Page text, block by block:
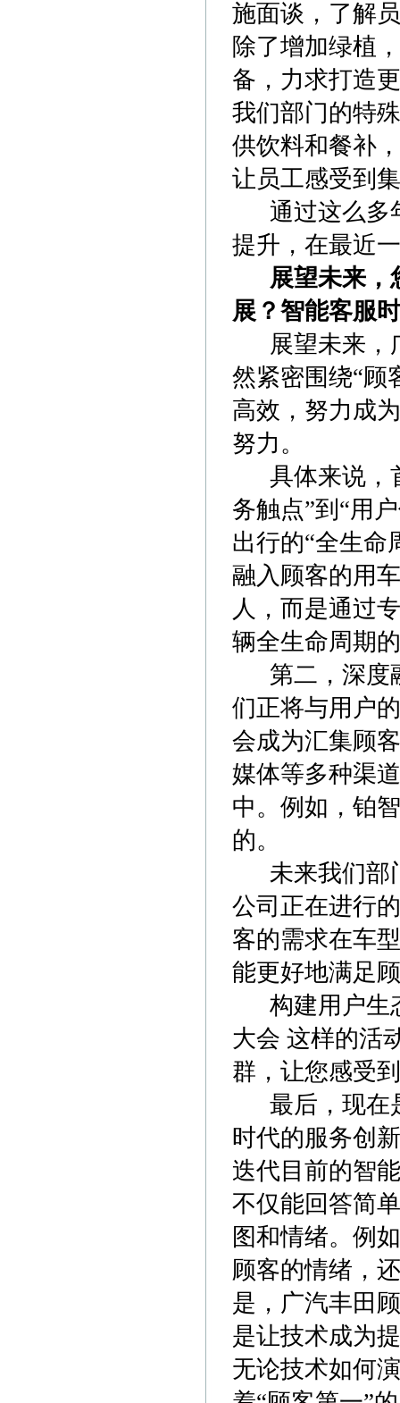
施面谈，了解
除了增加绿植
备，力求打造
我们部门的特
供饮料和餐补
让员工感受到
通过这么多
提升，在最近
展望未来，
展？智能客服
展望未来，
然紧密围绕“顾
高效，努力成
努力。
具体来说，
务触点”到“用
出行的“全生命
融入顾客的用
人，而是通过
辆全生命周期
第二，深度
们正将与用户
会成为汇集顾
媒体等多种渠
中。例如，铂
的。
未来我们部
公司正在进行
客的需求在车
能更好地满足
构建用户生
大会 这样的活
群，让您感受
最后，现在
时代的服务创
迭代目前的智
不仅能回答简
图和情绪。例
顾客的情绪，
是，广汽丰田
是让技术成为
无论技术如何